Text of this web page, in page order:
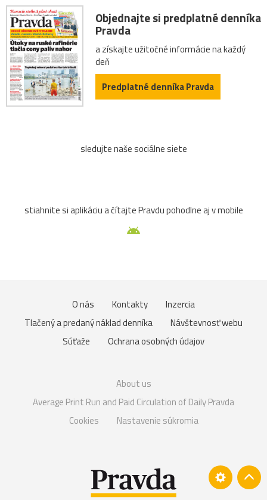
Objednajte si predplatné denníka
Pravda
a získajte užitočné informácie na každý
deň
Predplatné denníka Pravda
sledujte naše sociálne siete
stiahnite si aplikáciu a čítajte Pravdu pohodlne aj v mobile
O nás Kontakty
Inzercia
Tlačený a predaný náklad denníka
Návštevnosť webu
Súťaže
Ochrana osobných údajov
About us
Average Print Run and Paid Circulation of Daily Pravda
Cookies
Nastavenie súkromia